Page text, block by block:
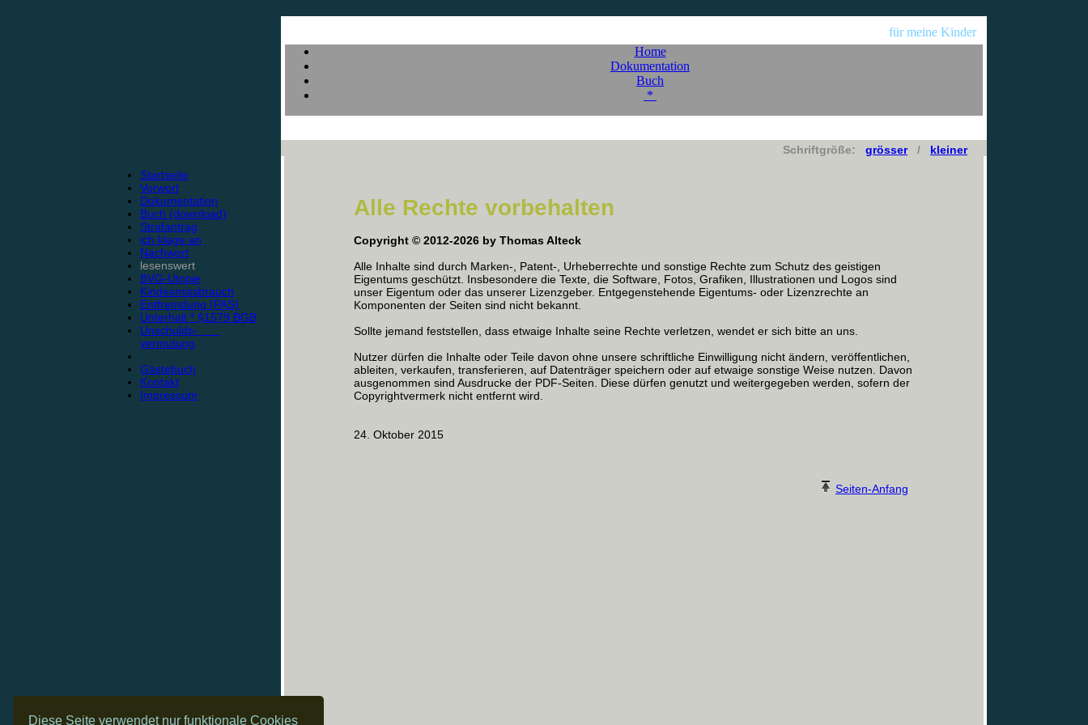
Diese Seite verwendet nur funktionale Cookies
für meine Kinder
Home
Dokumentation
Buch
*
Startseite
Vorwort
Dokumentation
Buch (download)
Strafantrag
ich klage an
Nachwort
lesenswert
BVG-Utopie
Kindesmissbrauch
Entfremdung (PAS)
Unterhalt * §1579 BGB
Unschulds-
vermutung
Gästebuch
Kontakt
Impressum
Schriftgröße: grösser/ kleiner
Alle Rechte vorbehalten
Copyright © 2012-2026 by Thomas Alteck
Alle Inhalte sind durch Marken-, Patent-, Urheberrechte und sonstige Rechte zum Schutz des geistigen
Eigentums geschützt. Insbesondere die Texte, die Software, Fotos, Grafiken, Illustrationen und Logos sind
unser Eigentum oder das unserer Lizenzgeber. Entgegenstehende Eigentums- oder Lizenzrechte an
Komponenten der Seiten sind nicht bekannt.
Sollte jemand feststellen, dass etwaige Inhalte seine Rechte verletzen, wendet er sich bitte an uns.
Nutzer dürfen die Inhalte oder Teile davon ohne unsere schriftliche Einwilligung nicht ändern, veröffentlichen,
ableiten, verkaufen, transferieren, auf Datenträger speichern oder auf etwaige sonstige Weise nutzen. Davon
ausgenommen sind Ausdrucke der PDF-Seiten. Diese dürfen genutzt und weitergegeben werden, sofern der
Copyrightvermerk nicht entfernt wird.
24. Oktober 2015
Seiten-Anfang